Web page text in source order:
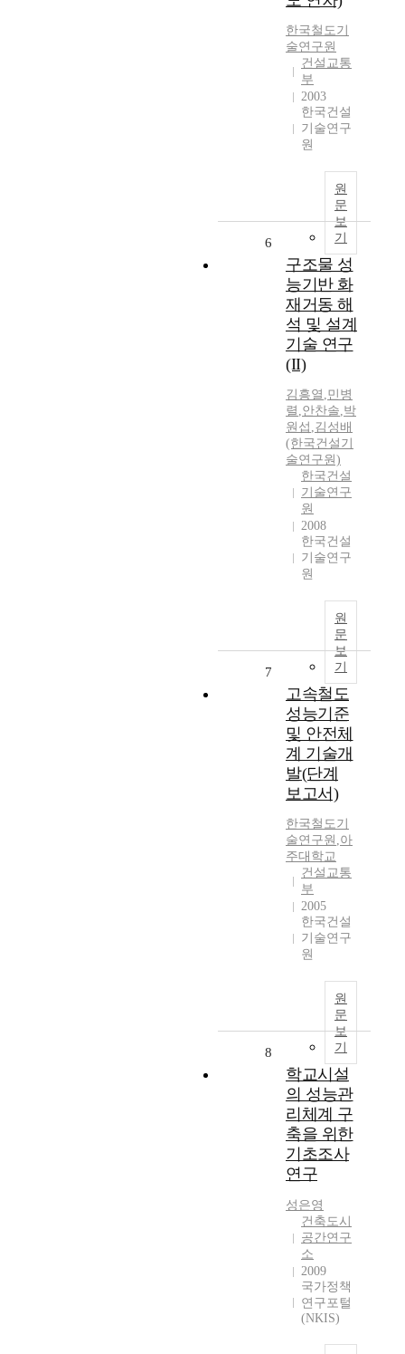
한국철도기
술연구원
건설교통
부
2003
한국건설
기술연구
원
원
문
보
기
6
구조물 성
능기반 화
재거동 해
석 및 설계
기술 연구
(II)
김흥열 ,민병
렬 ,안찬솔,박
원섭 ,김성배
(한국건설기
술연구원)
한국건설
기술연구
원
2008
한국건설
기술연구
원
원
문
보
기
7
고속철도
성능기준
및 안전체
계 기술개
발(단계
보고서)
한국철도기
술연구원 ,아
주대학교
건설교통
부
2005
한국건설
기술연구
원
원
문
보
기
8
학교시설
의 성능관
리체계 구
축을 위한
기초조사
연구
성은영
건축도시
공간연구
소
2009
국가정책
연구포털
(NKIS)